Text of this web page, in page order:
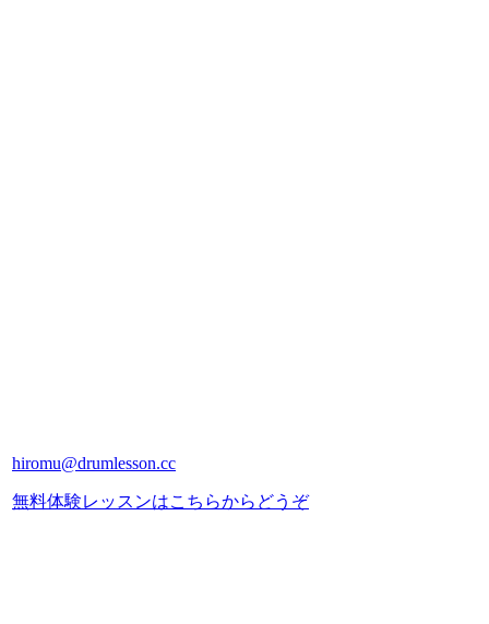
hiromu@drumlesson.cc
無料体験レッスンはこちらからどうぞ